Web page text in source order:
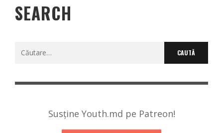
SEARCH
Susține Youth.md pe Patreon!